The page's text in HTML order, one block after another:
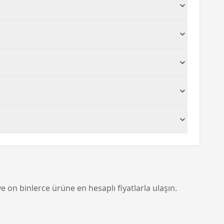
on binlerce ürüne en hesaplı fiyatlarla ulaşın.